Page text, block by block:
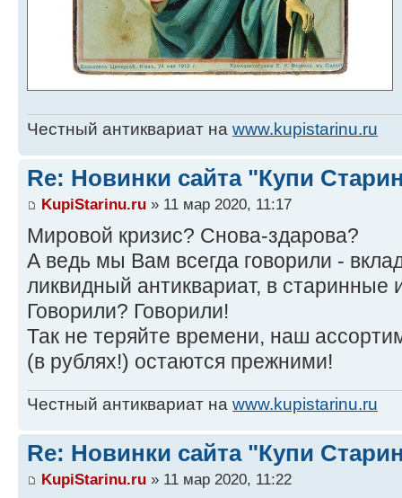
Честный антиквариат на www.kupistarinu.ru
Re: Новинки сайта "Купи
KupiStarinu.ru » 11 мар 2020, 11:17
Мировой кризис? Снова-здарова?
А ведь мы Вам всегда говорили -
ликвидный антиквариат, в старинные
Говорили? Говорили!
Так не теряйте времени, наш
(в рублях!) остаются прежними!
Честный антиквариат на www.kupistarinu.ru
Re: Новинки сайта "Купи
KupiStarinu.ru » 11 мар 2020, 11:22